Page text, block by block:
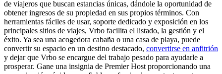
de viajeros que buscan estancias únicas, dándole la oportunidad de
obtener ingresos de su propiedad en sus propios términos. Con
herramientas fáciles de usar, soporte dedicado y exposición en los
principales sitios de viajes, Vrbo facilita el listado, la gestión y el
éxito. Ya sea una acogedora cabaña o una casa de playa, puede
convertir su espacio en un destino destacado, convertirse en anfitrión
y dejar que Vrbo se encargue del trabajo pesado para ayudarle a
prosperar. Gane una insignia de Premier Host proporcionando una